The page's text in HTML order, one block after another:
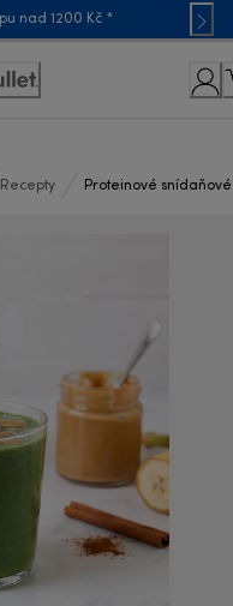
nad 1200 Kč *
Recepty Proteinové